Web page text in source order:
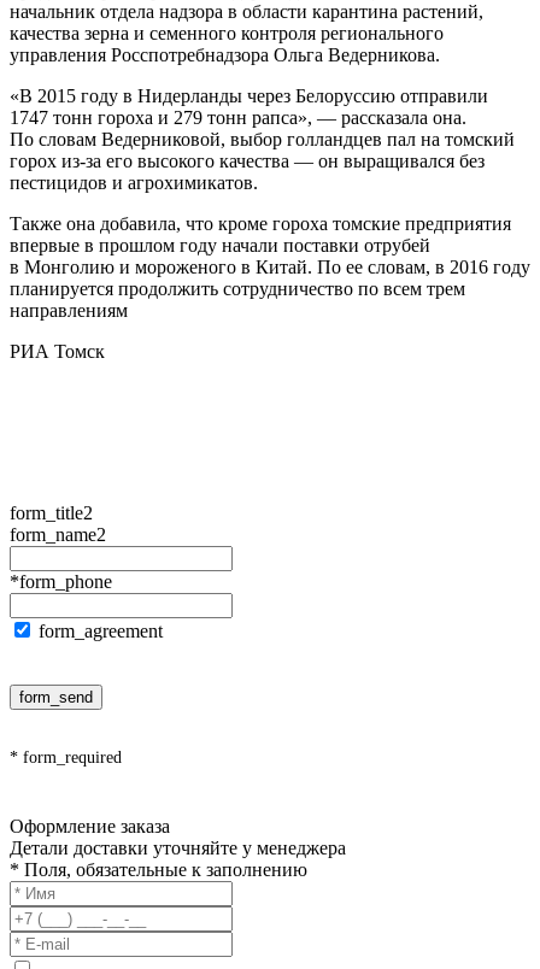
начальник отдела надзора в области карантина растений,
качества зерна и семенного контроля регионального
управления Росспотребнадзора Ольга Ведерникова.
«В 2015 году в Нидерланды через Белоруссию отправили
1747 тонн гороха и 279 тонн рапса», — рассказала она.
По словам Ведерниковой, выбор голландцев пал на томский
горох из-за его высокого качества — он выращивался без
пестицидов и агрохимикатов.
Также она добавила, что кроме гороха томские предприятия
впервые в прошлом году начали поставки отрубей
в Монголию и мороженого в Китай. По ее словам, в 2016 году
планируется продолжить сотрудничество по всем трем
направлениям
РИА Томск
form_title2
form_name2
*form_phone
form_agreement
form_send
* form_required
Оформление заказа
Детали доставки уточняйте у менеджера
* Поля, обязательные к заполнению